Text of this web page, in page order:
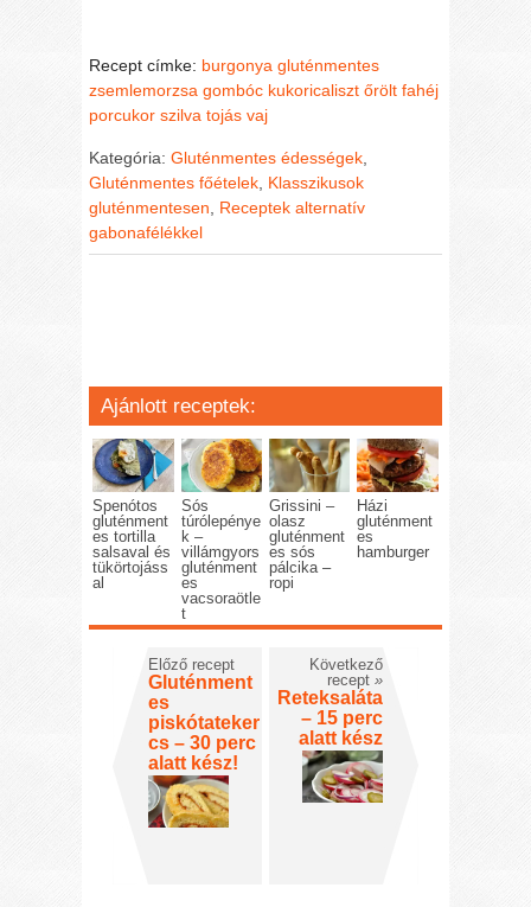
Recept címke: burgonya gluténmentes
zsemlemorzsa gombóc kukoricaliszt őrölt fahéj
porcukor szilva tojás vaj
Kategória:Gluténmentes édességek
Gluténmentes főételek Klasszikusok
gluténmentesen
Receptek alternatív
gabonafélékkel
Ajánlott receptek:
Spenótos
gluténment
es tortilla
salsaval és
tükörtojáss
al
Sós
túrólepénye
k –
villámgyors
gluténment
es
vacsoraötle
t
Grissini –
olasz
gluténment
es sós
pálcika –
ropi
Házi
gluténment
es
hamburger
Előző recept
Gluténment
es
piskótateker
cs – 30 perc
alatt kész!
Következő
recept »
Reteksaláta
– 15 perc
alatt kész